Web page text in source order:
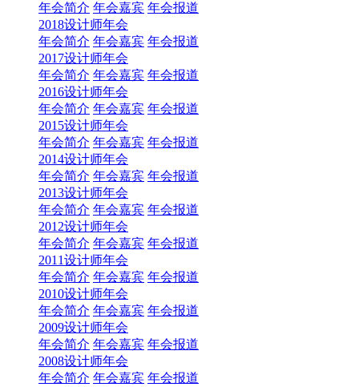
年会简介 年会嘉宾 年会报道
2018设计师年会
年会简介 年会嘉宾 年会报道
2017设计师年会
年会简介 年会嘉宾 年会报道
2016设计师年会
年会简介 年会嘉宾 年会报道
2015设计师年会
年会简介 年会嘉宾 年会报道
2014设计师年会
年会简介 年会嘉宾 年会报道
2013设计师年会
年会简介 年会嘉宾 年会报道
2012设计师年会
年会简介 年会嘉宾 年会报道
2011设计师年会
年会简介 年会嘉宾 年会报道
2010设计师年会
年会简介 年会嘉宾 年会报道
2009设计师年会
年会简介 年会嘉宾 年会报道
2008设计师年会
年会简介 年会嘉宾 年会报道